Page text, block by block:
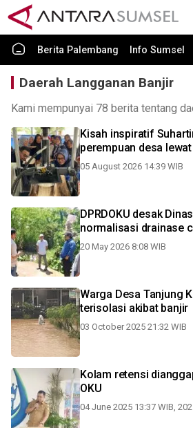
Berita Palembang Info Sumsel
Daerah Langganan Banjir
Kami mempunyai 78 berita tentang
Kisah inspiratif
perempuan desa
05 August 2026 14:39 WIB
DPRDOKU desak
normalisasi drainase
20 May 2026 8:08 WIB
Warga Desa Tanjung
terisolasi akibat banjir
03 October 2025 21:32 WIB
Kolam retensi
OKU
04 June 2025 13:37 WIB,